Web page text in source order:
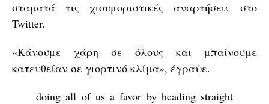
σταματά τις χιουμοριστικές αναρτήσεις στο
Twitter.
«Kάνουμε χάρη σε όλους και μπαίνουμε
κατευθείαν σε γιορτινό κλίμα», έγραψε.
doing all of us a favor by heading straight